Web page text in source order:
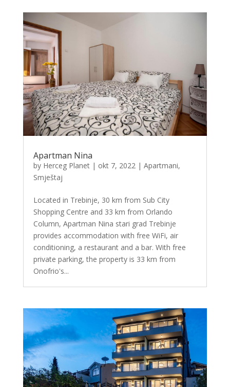
Apartman Nina
by Herceg Planet| okt 7, 2022| Apartmani,
Smještaj
Located in Trebinje, 30 km from Sub City
Shopping Centre and 33 km from Orlando
Column, Apartman Nina stari grad Trebinje
provides accommodation with free WiFi, air
conditioning, a restaurant and a bar. With free
private parking, the property is 33 km from
Onofrio's...